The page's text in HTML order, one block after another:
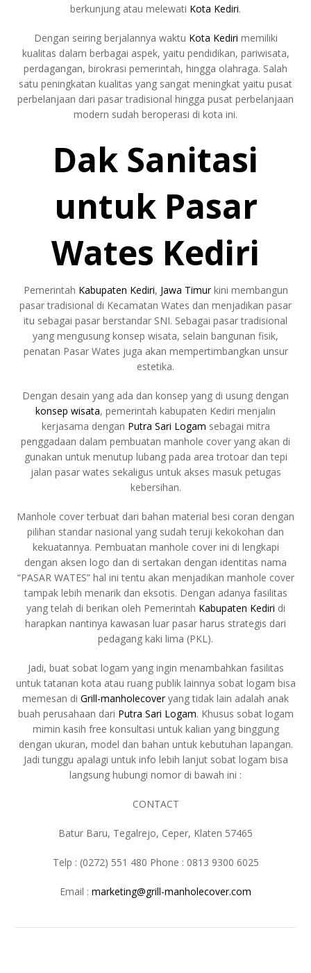
berkunjung atau melewati Kota Kediri.
Dengan seiring berjalannya waktu Kota Kediri memiliki
kualitas dalam berbagai aspek, yaitu pendidikan, pariwisata,
perdagangan, birokrasi pemerintah, hingga olahraga. Salah
satu peningkatan kualitas yang sangat meningkat yaitu pusat
perbelanjaan dari pasar tradisional hingga pusat perbelanjaan
modern sudah beroperasi di kota ini.
Dak Sanitasi
untuk Pasar
Wates Kediri
Pemerintah Kabupaten Kediri, Jawa Timurkini membangun
pasar tradisional di Kecamatan Wates dan menjadikan pasar
itu sebagai pasar berstandar SNI. Sebagai pasar tradisional
yang mengusung konsep wisata, selain bangunan fisik,
penatan Pasar Wates juga akan mempertimbangkan unsur
estetika.
Dengan desain yang ada dan konsep yang di usung dengan
konsep wisata, pemerintah kabupaten Kediri menjalin
kerjasama dengan Putra Sari Logam sebagai mitra
penggadaan dalam pembuatan manhole cover yang akan di
gunakan untuk menutup lubang pada area trotoar dan tepi
jalan pasar wates sekaligus untuk akses masuk petugas
kebersihan.
Manhole cover terbuat dari bahan material besi coran dengan
pilihan standar nasional yang sudah teruji kekokohan dan
kekuatannya. Pembuatan manhole cover ini di lengkapi
dengan aksen logo dan di sertakan dengan identitas nama
“PASAR WATES” hal ini tentu akan menjadikan manhole cover
tampak lebih menarik dan eksotis. Dengan adanya fasilitas
yang telah di berikan oleh Pemerintah Kabupaten Kediri di
harapkan nantinya kawasan luar pasar harus strategis dari
pedagang kaki lima (PKL).
Jadi, buat sobat logam yang ingin menambahkan fasilitas
untuk tatanan kota atau ruang publik lainnya sobat logam bisa
memesan di Grill-manholecoveryang tidak lain adalah anak
buah perusahaan dari Putra Sari Logam. Khusus sobat logam
mimin kasih free konsultasi untuk kalian yang binggung
dengan ukuran, model dan bahan untuk kebutuhan lapangan.
Jadi tunggu apalagi untuk info lebih lanjut sobat logam bisa
langsung hubungi nomor di bawah ini :
CONTACT
Batur Baru, Tegalrejo, Ceper, Klaten 57465
Telp : (0272) 551 480 Phone : 0813 9300 6025
Email : marketing@grill-manholecover.com